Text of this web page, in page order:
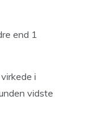
end 1
i
vidste